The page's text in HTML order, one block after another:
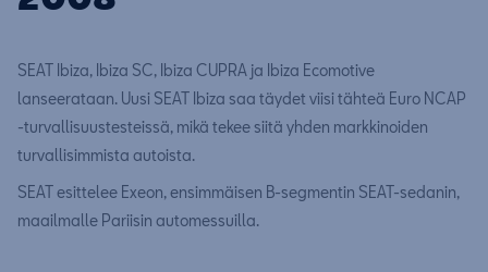
SEAT Ibiza, Ibiza SC, Ibiza CUPRA ja Ibiza Ecomotive
lanseerataan. Uusi SEAT Ibiza saa täydet viisi tähteä Euro NCAP
-turvallisuustesteissä, mikä tekee siitä yhden markkinoiden
turvallisimmista autoista.
SEAT esittelee Exeon, ensimmäisen B-segmentin SEAT-sedanin,
maailmalle Pariisin automessuilla.